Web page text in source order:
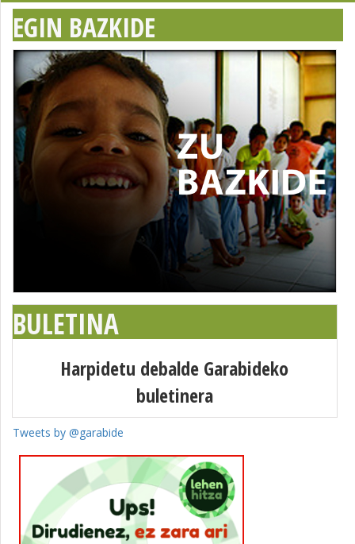
EGIN BAZKIDE
BULETINA
Harpidetu debalde Garabideko
buletinera
Tweets by @garabide